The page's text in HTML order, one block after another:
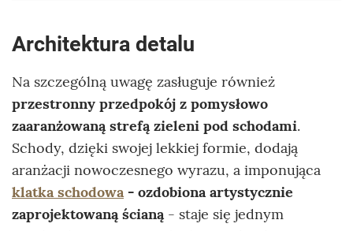
Architektura detalu
Na szczególną uwagę zasługuje również
przestronny przedpokój z pomysłowo
zaaranżowaną strefą zieleni pod schodami.
Schody, dzięki swojej lekkiej formie, dodają
aranżacji nowoczesnego wyrazu, a imponująca
klatka schodowa- ozdobiona artystycznie
zaprojektowaną ścianą- staje się jednym